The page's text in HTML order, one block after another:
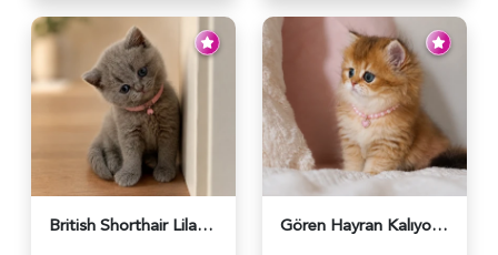
British Shorthair Lilac Dişi Tatlı Kızımız - 5236 Gören Hayran Kalıyor! British Longhair Golden Dişi - 6345